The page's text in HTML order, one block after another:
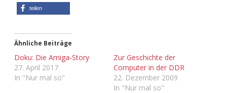
teilen
Ähnliche Beiträge
Doku: Die Amiga-Story
27. April 2017
In "Nur mal so"
Zur Geschichte der
Computer in der DDR
22. Dezember 2009
In "Nur mal so"